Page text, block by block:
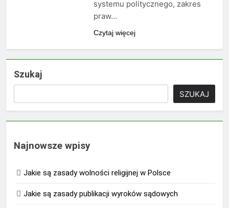
systemu politycznego, zakres
praw…
Czytaj więcej
Szukaj
SZUKAJ
Najnowsze wpisy
Jakie są zasady wolności religijnej w Polsce
Jakie są zasady publikacji wyroków sądowych